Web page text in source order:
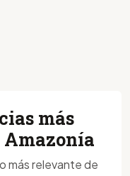
más
Amazonía
más relevante de